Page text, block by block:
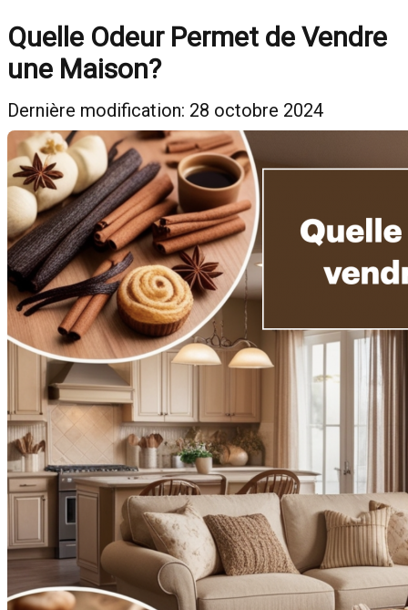
Quelle Odeur Permet de Vendre
une Maison?
Dernière modification: 28 octobre 2024